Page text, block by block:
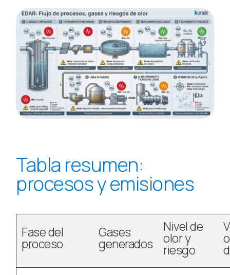
Tabla resumen:
procesos y emisiones
Fase del
proceso
Gases
generados
Nivel de
olor y
riesgo